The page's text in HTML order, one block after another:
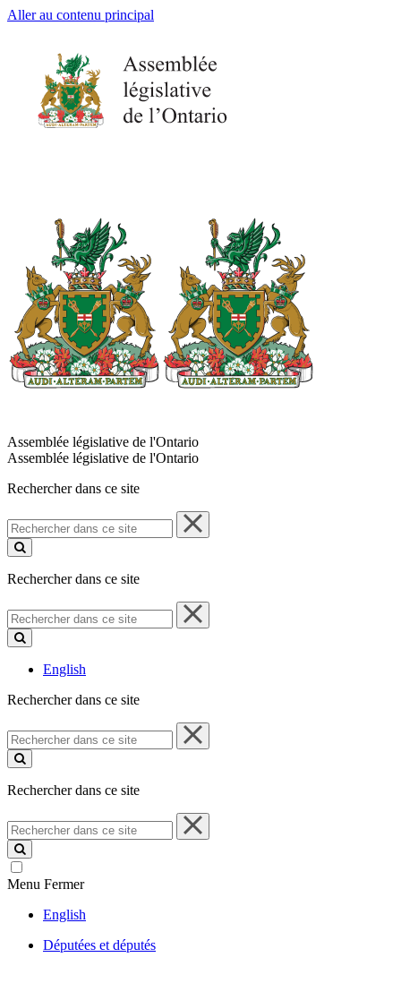
Aller au contenu principal
Assemblée législative de l'Ontario
Assemblée législative de l'Ontario
Rechercher dans ce site
Rechercher
dans
ce
Rechercher dans ce site
Rechercher
dans
ce
English
Rechercher dans ce site
Rechercher
dans
ce
Rechercher dans ce site
Rechercher
dans
ce
site
Menu Fermer
English
Députées et députés